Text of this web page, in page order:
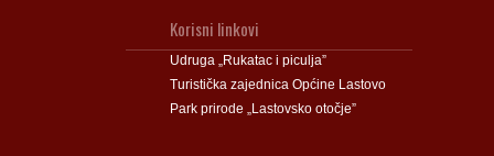
Korisni linkovi
Udruga „Rukatac i piculja”
Turistička zajednica Općine Lastovo
Park prirode „Lastovsko otočje”